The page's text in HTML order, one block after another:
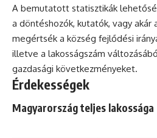
A bemutatott statisztikák
a döntéshozók, kutatók, vagy akár
megértsék a község fejlődési
illetve a lakosságszám
gazdasági következményeket.
Érdekességek
Magyarország teljes lakossága